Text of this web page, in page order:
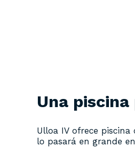
Una
Ulloa IV ofrece
lo pasará en grande